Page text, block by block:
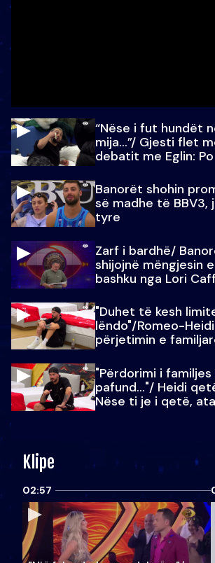
“Nëse i fut hundët
mija…”/ Gjesti flet
debatit me Eglin:
Banorët shohin
së madhe të BBV3,
tyre
Zarf i bardhë/
shijojnë mëngjesin
bashku nga Lori
"Duhet të kesh
lëndo"/Romeo-
përjetimin e
"Përdorimi i
pafund…"/ Heidi
Nëse ti je i qetë,
Klipe
02:57